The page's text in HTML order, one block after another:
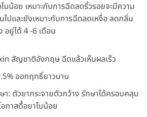
บน้อย เหมาะกับการฉีดลดริ้วรอยจะมีความ
ปและยังเหมาะกับการฉีดลดเหงื่อ ลดกลิ่น
ยู่ได้ 4 -6 เดือน
สัญชาติอังกฤษ ฉีดแล้วเห็นผลเร็ว
ออกฤทธิ์ยาวนาน
า: ตัวยากระจายตัวกว้าง รักษาได้ครอบคลุม
กาสดื้อยาโบน้อย